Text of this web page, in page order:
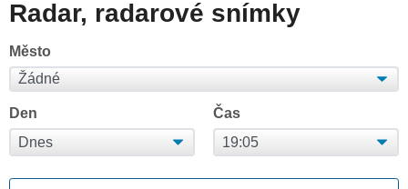
Radar, radarové snímky
Město
Den Čas